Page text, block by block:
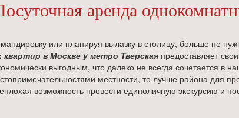
аренда
или планируя вылазку в столицу, больше не
в Москве у метро Тверская предоставляет
выгодным, что далеко не всегда сочетается в
местности, то лучше района для
возможность провести единоличную экскурсию и